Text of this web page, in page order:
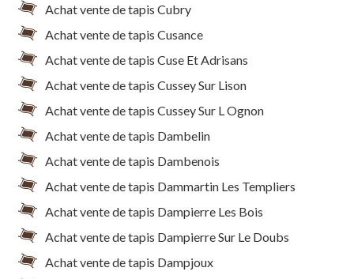
Achat vente de tapis Cubry
Achat vente de tapis Cusance
Achat vente de tapis Cuse Et Adrisans
Achat vente de tapis Cussey Sur Lison
Achat vente de tapis Cussey Sur L Ognon
Achat vente de tapis Dambelin
Achat vente de tapis Dambenois
Achat vente de tapis Dammartin Les Templiers
Achat vente de tapis Dampierre Les Bois
Achat vente de tapis Dampierre Sur Le Doubs
Achat vente de tapis Dampjoux